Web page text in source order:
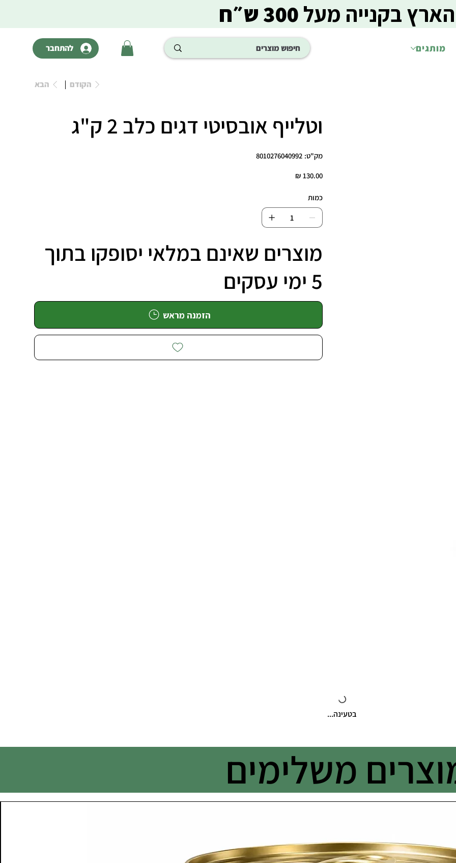
מותגים להתחבר
בקנייה מעל300 ש״ח
הקודם הבא
וטלייף אובסיטי דגים כלב 2 ק"ג
מק"ט:
מק"ט
8010276040992
8010276040992
מחיר ‏130.00 ‏₪
כמות
מוצרים שאינם במלאי יסופקו בתוך
5 ימי עסקים
הזמנה מראש
בטעינה...
משלימים